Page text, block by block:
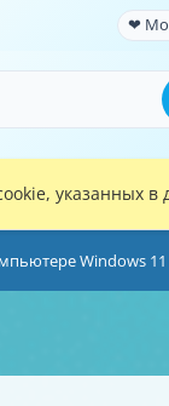
❤
указанных в
Windows 11